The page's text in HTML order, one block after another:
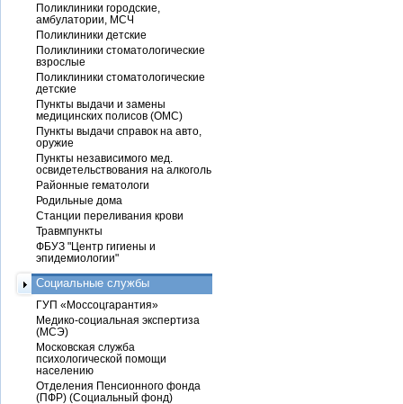
Поликлиники городские,
амбулатории, МСЧ
Поликлиники детские
Поликлиники стоматологические
взрослые
Поликлиники стоматологические
детские
Пункты выдачи и замены
медицинских полисов (ОМС)
Пункты выдачи справок на авто,
оружие
Пункты независимого мед.
освидетельствования на алкоголь
Районные гематологи
Родильные дома
Станции переливания крови
Травмпункты
ФБУЗ "Центр гигиены и
эпидемиологии"
Социальные службы
ГУП «Моссоцгарантия»
Медико-социальная экспертиза
(МСЭ)
Московская служба
психологической помощи
населению
Отделения Пенсионного фонда
(ПФР) (Социальный фонд)